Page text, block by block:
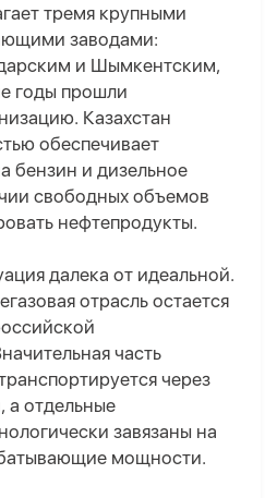
тремя крупными
заводами:
и Шымкентским,
годы прошли
Казахстан
обеспечивает
бензин и дизельное
свободных объемов
нефтепродукты.
далека от идеальной.
отрасль остается
часть
через
а отдельные
завязаны на
мощности.